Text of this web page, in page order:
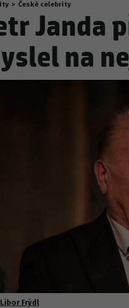
ČESKÉ CELEBRITY
Margita
KRIMI
Turek: První
> České celebrity
Janda
na
Libor Frýdl